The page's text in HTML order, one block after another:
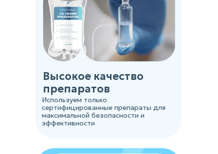
Высокое качество
препаратов
Используем только
сертифицированные препараты для
максимальной безопасности и
эффективности